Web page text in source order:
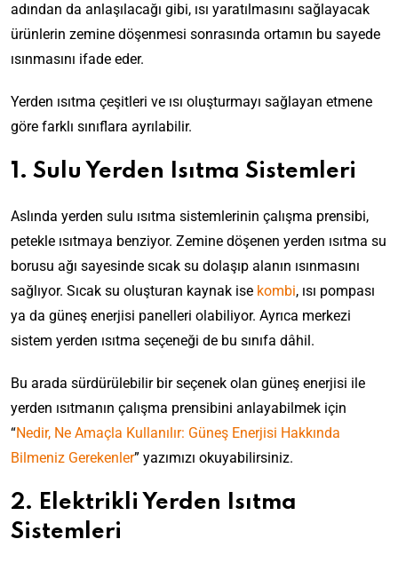
adından da anlaşılacağı gibi, ısı yaratılmasını sağlayacak
ürünlerin zemine döşenmesi sonrasında ortamın bu sayede
ısınmasını ifade eder.
Yerden ısıtma çeşitleri ve ısı oluşturmayı sağlayan etmene
göre farklı sınıflara ayrılabilir.
1. Sulu Yerden Isıtma Sistemleri
Aslında yerden sulu ısıtma sistemlerinin çalışma prensibi,
petekle ısıtmaya benziyor. Zemine döşenen yerden ısıtma su
borusu ağı sayesinde sıcak su dolaşıp alanın ısınmasını
sağlıyor. Sıcak su oluşturan kaynak ise kombi, ısı pompası
ya da güneş enerjisi panelleri olabiliyor. Ayrıca merkezi
sistem yerden ısıtma seçeneği de bu sınıfa dâhil.
Bu arada sürdürülebilir bir seçenek olan güneş enerjisi ile
yerden ısıtmanın çalışma prensibini anlayabilmek için
“Nedir, Ne Amaçla Kullanılır: Güneş Enerjisi Hakkında
Bilmeniz Gerekenler” yazımızı okuyabilirsiniz.
2. Elektrikli Yerden Isıtma
Sistemleri